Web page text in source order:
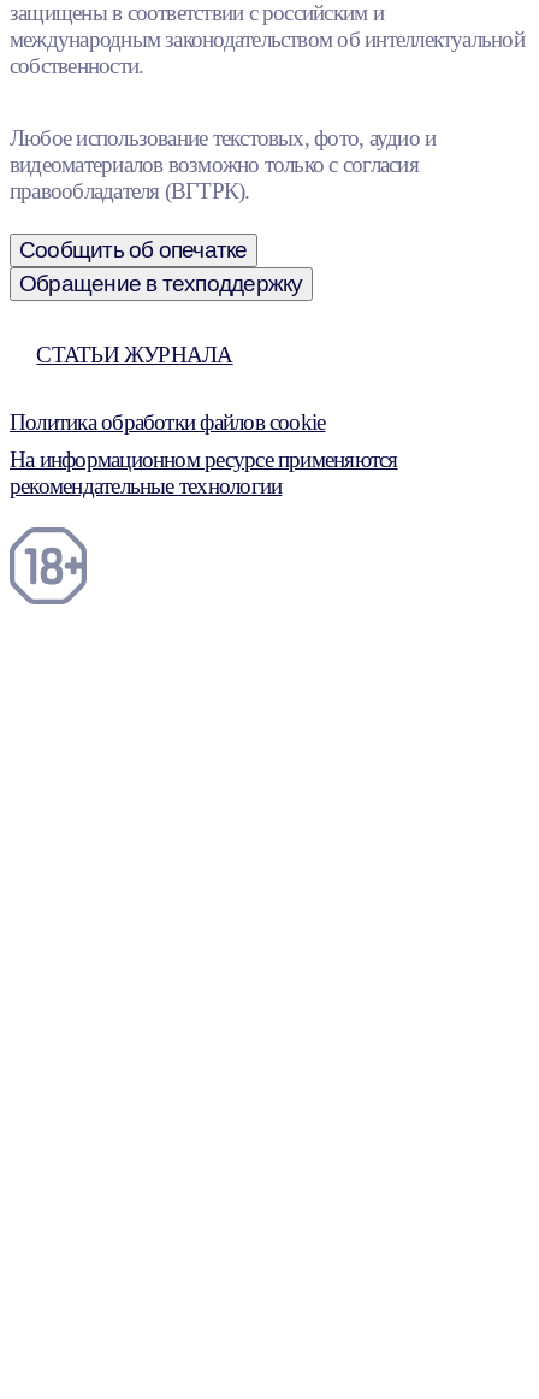
защищены в соответствии с российским и
международным законодательством об интеллектуальной
собственности.
Любое использование текстовых, фото, аудио и
видеоматериалов возможно только с согласия
правообладателя (ВГТРК).
Сообщить об опечатке
Обращение в техподдержку
СТАТЬИ ЖУРНАЛА
Политика обработки файлов cookie
На информационном ресурсе применяются
рекомендательные технологии